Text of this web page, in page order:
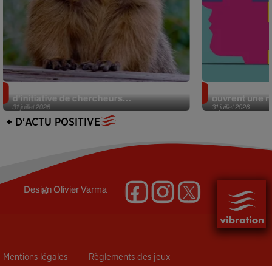
31 juillet 2026
d’initiative de chercheurs...
31 juillet 2026
ouvrent une
+ D'ACTU POSITIVE
DesignOlivier Varma
Mentions légales Règlements des jeux